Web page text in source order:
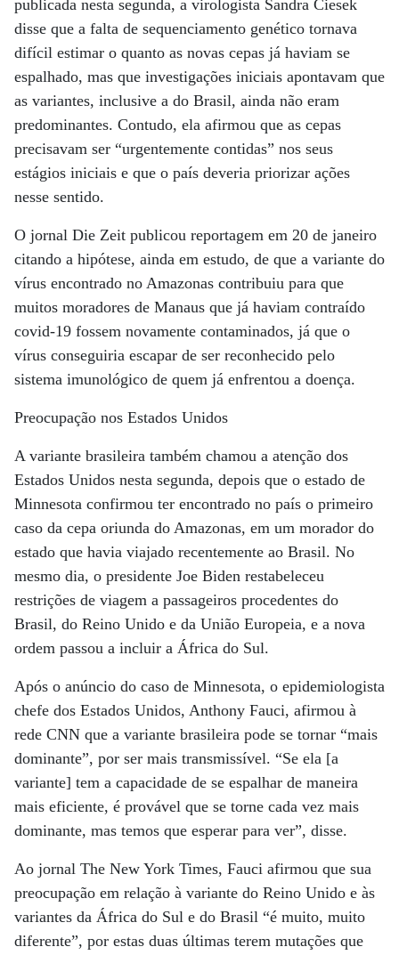
publicada nesta segunda, a virologista Sandra Ciesek
disse que a falta de sequenciamento genético tornava
difícil estimar o quanto as novas cepas já haviam se
espalhado, mas que investigações iniciais apontavam que
as variantes, inclusive a do Brasil, ainda não eram
predominantes. Contudo, ela afirmou que as cepas
precisavam ser “urgentemente contidas” nos seus
estágios iniciais e que o país deveria priorizar ações
nesse sentido.
O jornal Die Zeit publicou reportagem em 20 de janeiro
citando a hipótese, ainda em estudo, de que a variante do
vírus encontrado no Amazonas contribuiu para que
muitos moradores de Manaus que já haviam contraído
covid-19 fossem novamente contaminados, já que o
vírus conseguiria escapar de ser reconhecido pelo
sistema imunológico de quem já enfrentou a doença.
Preocupação nos Estados Unidos
A variante brasileira também chamou a atenção dos
Estados Unidos nesta segunda, depois que o estado de
Minnesota confirmou ter encontrado no país o primeiro
caso da cepa oriunda do Amazonas, em um morador do
estado que havia viajado recentemente ao Brasil. No
mesmo dia, o presidente Joe Biden restabeleceu
restrições de viagem a passageiros procedentes do
Brasil, do Reino Unido e da União Europeia, e a nova
ordem passou a incluir a África do Sul.
Após o anúncio do caso de Minnesota, o epidemiologista
chefe dos Estados Unidos, Anthony Fauci, afirmou à
rede CNN que a variante brasileira pode se tornar “mais
dominante”, por ser mais transmissível. “Se ela [a
variante] tem a capacidade de se espalhar de maneira
mais eficiente, é provável que se torne cada vez mais
dominante, mas temos que esperar para ver”, disse.
Ao jornal The New York Times, Fauci afirmou que sua
preocupação em relação à variante do Reino Unido e às
variantes da África do Sul e do Brasil “é muito, muito
diferente”, por estas duas últimas terem mutações que